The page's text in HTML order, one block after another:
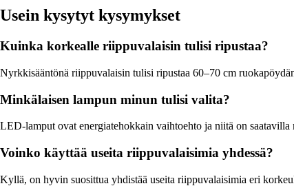
Usein kysytyt kysymykset
Kuinka korkealle riippuvalaisin tulisi ripustaa?
Nyrkkisääntönä riippuvalaisin tulisi ripustaa 60–70 cm
Minkälaisen lampun minun tulisi valita?
LED-lamput ovat energiatehokkain vaihtoehto ja niitä on
Voinko käyttää useita riippuvalaisimia yhdessä?
Kyllä, on hyvin suosittua yhdistää useita riippuvalaisimia eri